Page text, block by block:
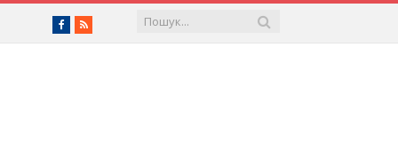
Facebook
RSS